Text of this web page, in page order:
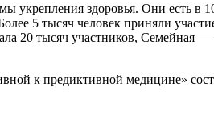
укрепления здоровья. Они есть в
5 тысяч человек приняли
20 тысяч участников,
к предиктивной медицине»